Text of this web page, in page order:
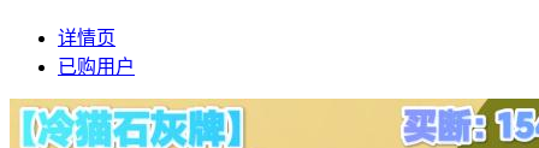
详情页
已购用户